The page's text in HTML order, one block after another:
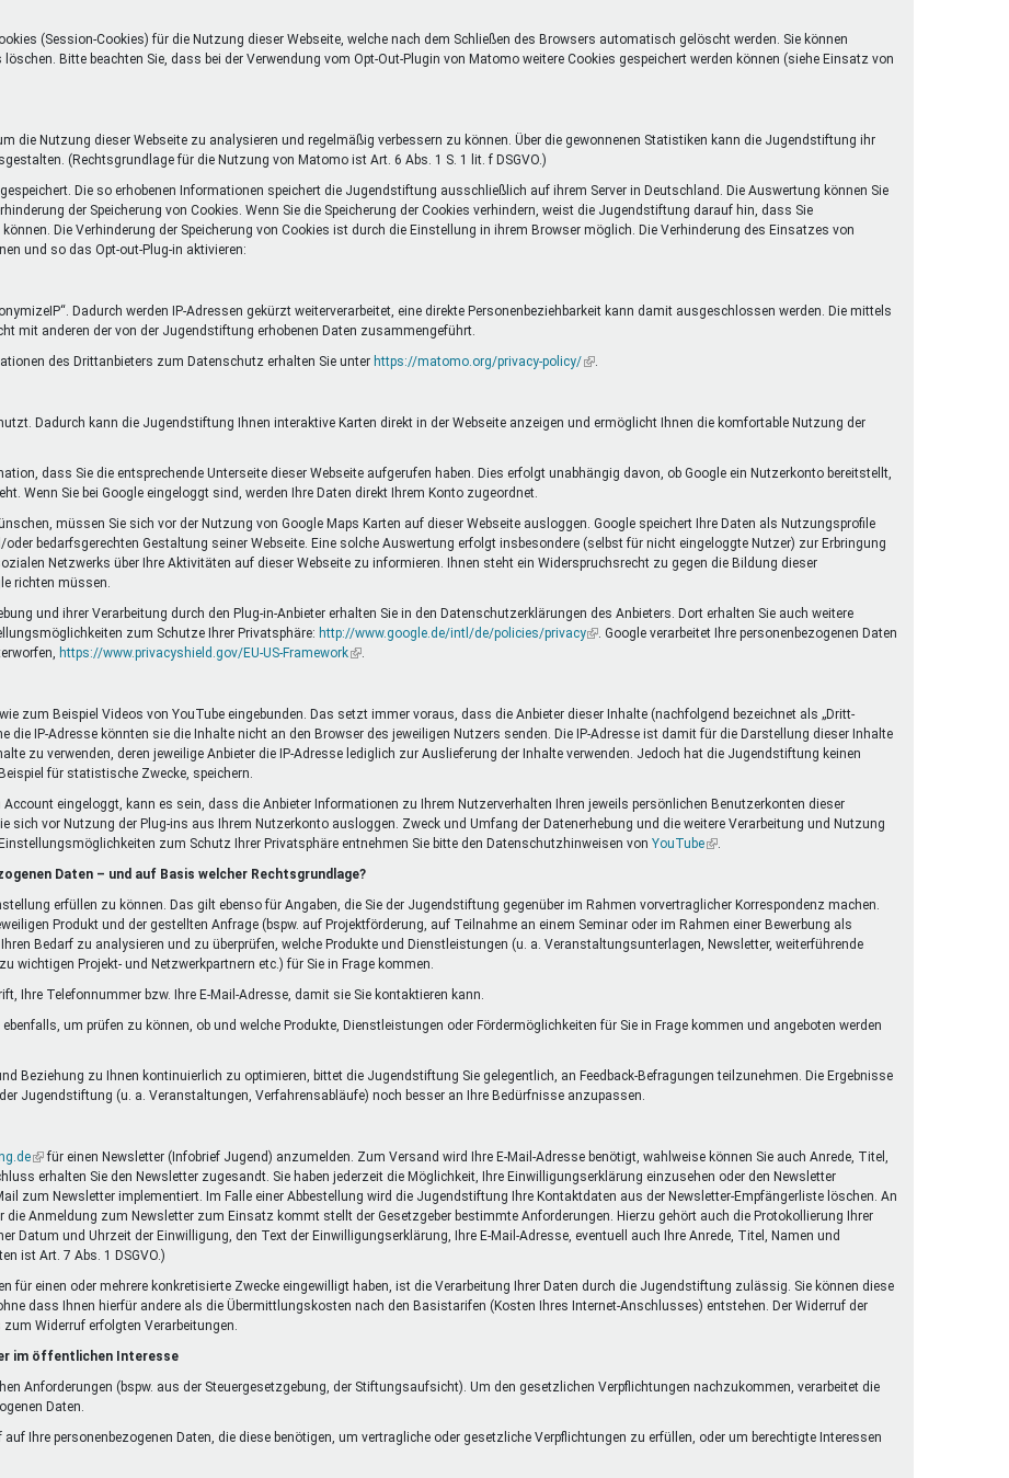
(Session-Cookies) für die Nutzung dieser Webseite, welche nach dem Schließen des Browsers automatisch gelöscht werden. Sie können
Bitte beachten Sie, dass bei der Verwendung vom Opt-Out-Plugin von Matomo weitere Cookies gespeichert werden können (siehe Einsatz von
die Nutzung dieser Webseite zu analysieren und regelmäßig verbessern zu können. Über die gewonnenen Statistiken kann die Jugendstiftung ihr
(Rechtsgrundlage für die Nutzung von Matomo ist Art. 6 Abs. 1 S. 1 lit. f DSGVO.)
Die so erhobenen Informationen speichert die Jugendstiftung ausschließlich auf ihrem Server in Deutschland. Die Auswertung können Sie
der Speicherung von Cookies. Wenn Sie die Speicherung der Cookies verhindern, weist die Jugendstiftung darauf hin, dass Sie
Die Verhinderung der Speicherung von Cookies ist durch die Einstellung in ihrem Browser möglich. Die Verhinderung des Einsatzes von
und so das Opt-out-Plug-in aktivieren:
Dadurch werden IP-Adressen gekürzt weiterverarbeitet, eine direkte Personenbeziehbarkeit kann damit ausgeschlossen werden. Die mittels
mit anderen der von der Jugendstiftung erhobenen Daten zusammengeführt.
des Drittanbieters zum Datenschutz erhalten Sie unter https://matomo.org/privacy-policy/(Link
.
Dadurch kann die Jugendstiftung Ihnen interaktive Karten direkt in der Webseite anzeigen und ermöglicht Ihnen die komfortable Nutzung der
dass Sie die entsprechende Unterseite dieser Webseite aufgerufen haben. Dies erfolgt unabhängig davon, ob Google ein Nutzerkonto bereitstellt,
Wenn Sie bei Google eingeloggt sind, werden Ihre Daten direkt Ihrem Konto zugeordnet.
müssen Sie sich vor der Nutzung von Google Maps Karten auf dieser Webseite ausloggen. Google speichert Ihre Daten als Nutzungsprofile
bedarfsgerechten Gestaltung seiner Webseite. Eine solche Auswertung erfolgt insbesondere (selbst für nicht eingeloggte Nutzer) zur Erbringung
Netzwerks über Ihre Aktivitäten auf dieser Webseite zu informieren. Ihnen steht ein Widerspruchsrecht zu gegen die Bildung dieser
richten müssen.
und ihrer Verarbeitung durch den Plug-in-Anbieter erhalten Sie in den Datenschutzerklärungen des Anbieters. Dort erhalten Sie auch weitere
zum Schutze Ihrer Privatsphäre: http://www.google.de/intl/de/policies/privacy(Link. Google verarbeitet Ihre personenbezogenen Daten
https://www.privacyshield.gov/EU-US-Framework(Link
.
zum Beispiel Videos von YouTube eingebunden. Das setzt immer voraus, dass die Anbieter dieser Inhalte (nachfolgend bezeichnet als „Dritt-
die IP-Adresse könnten sie die Inhalte nicht an den Browser des jeweiligen Nutzers senden. Die IP-Adresse ist damit für die Darstellung dieser Inhalte
zu verwenden, deren jeweilige Anbieter die IP-Adresse lediglich zur Auslieferung der Inhalte verwenden. Jedoch hat die Jugendstiftung keinen
für statistische Zwecke, speichern.
Account eingeloggt, kann es sein, dass die Anbieter Informationen zu Ihrem Nutzerverhalten Ihren jeweils persönlichen Benutzerkonten dieser
sich vor Nutzung der Plug-ins aus Ihrem Nutzerkonto ausloggen. Zweck und Umfang der Datenerhebung und die weitere Verarbeitung und Nutzung
zum Schutz Ihrer Privatsphäre entnehmen Sie bitte den Datenschutzhinweisen von YouTube(Link
.
Daten – und auf Basis welcher Rechtsgrundlage?
erfüllen zu können. Das gilt ebenso für Angaben, die Sie der Jugendstiftung gegenüber im Rahmen vorvertraglicher Korrespondenz machen.
Produkt und der gestellten Anfrage (bspw. auf Projektförderung, auf Teilnahme an einem Seminar oder im Rahmen einer Bewerbung als
Bedarf zu analysieren und zu überprüfen, welche Produkte und Dienstleistungen (u. a. Veranstaltungsunterlagen, Newsletter, weiterführende
wichtigen Projekt- und Netzwerkpartnern etc.) für Sie in Frage kommen.
Ihre Telefonnummer bzw. Ihre E-Mail-Adresse, damit sie Sie kontaktieren kann.
um prüfen zu können, ob und welche Produkte, Dienstleistungen oder Fördermöglichkeiten für Sie in Frage kommen und angeboten werden
Beziehung zu Ihnen kontinuierlich zu optimieren, bittet die Jugendstiftung Sie gelegentlich, an Feedback-Befragungen teilzunehmen. Die Ergebnisse
Jugendstiftung (u. a. Veranstaltungen, Verfahrensabläufe) noch besser an Ihre Bedürfnisse anzupassen.
(Link
ist
extern)
für einen Newsletter (Infobrief Jugend) anzumelden. Zum Versand wird Ihre E-Mail-Adresse benötigt, wahlweise können Sie auch Anrede, Titel,
erhalten Sie den Newsletter zugesandt. Sie haben jederzeit die Möglichkeit, Ihre Einwilligungserklärung einzusehen oder den Newsletter
zum Newsletter implementiert. Im Falle einer Abbestellung wird die Jugendstiftung Ihre Kontaktdaten aus der Newsletter-Empfängerliste löschen. An
Anmeldung zum Newsletter zum Einsatz kommt stellt der Gesetzgeber bestimmte Anforderungen. Hierzu gehört auch die Protokollierung Ihrer
Datum und Uhrzeit der Einwilligung, den Text der Einwilligungserklärung, Ihre E-Mail-Adresse, eventuell auch Ihre Anrede, Titel, Namen und
ist Art. 7 Abs. 1 DSGVO.)
für einen oder mehrere konkretisierte Zwecke eingewilligt haben, ist die Verarbeitung Ihrer Daten durch die Jugendstiftung zulässig. Sie können diese
dass Ihnen hierfür andere als die Übermittlungskosten nach den Basistarifen (Kosten Ihres Internet-Anschlusses) entstehen. Der Widerruf der
Widerruf erfolgten Verarbeitungen.
im öffentlichen Interesse
Anforderungen (bspw. aus der Steuergesetzgebung, der Stiftungsaufsicht). Um den gesetzlichen Verpflichtungen nachzukommen, verarbeitet die
Daten.
Ihre personenbezogenen Daten, die diese benötigen, um vertragliche oder gesetzliche Verpflichtungen zu erfüllen, oder um berechtigte Interessen